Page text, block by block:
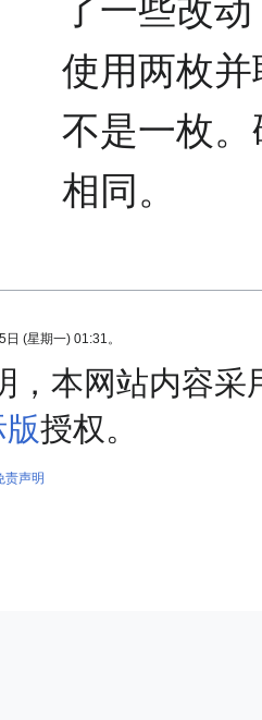
了一些改
使用两枚
不是一枚
相同。
(星期一) 01:31。
，本网站内容采
授权。
责声明